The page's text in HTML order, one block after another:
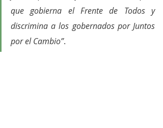
que gobierna el Frente de Todos y
discrimina a los gobernados por Juntos
por el Cambio”.